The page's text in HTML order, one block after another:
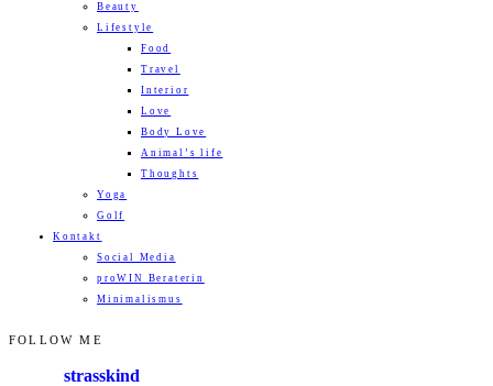
Beauty
Lifestyle
Food
Travel
Interior
Love
Body Love
Animal’s life
Thoughts
Yoga
Golf
Kontakt
Social Media
proWIN Beraterin
Minimalismus
FOLLOW ME
strasskind